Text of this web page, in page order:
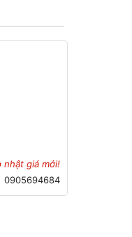
nhật giá mới!
0905694684